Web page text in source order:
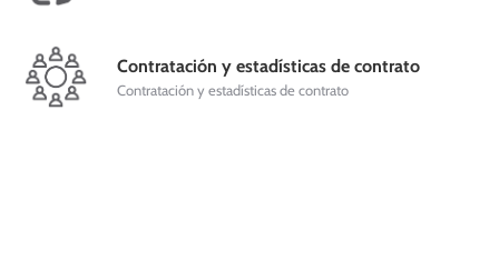
Contratación y estadísticas de contrato
Contratación y estadísticas de contrato